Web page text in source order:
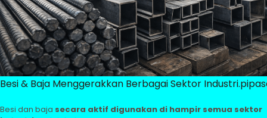
Besi & Baja Menggerakkan Berbagai Sektor
Besi dan baja secara aktif digunakan di hampir semua sektor